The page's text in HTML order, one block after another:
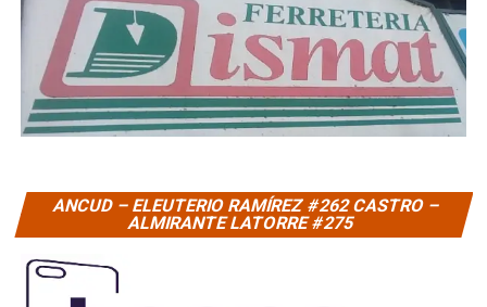
ANCUD – ELEUTERIO RAMÍREZ #262 CASTRO –
ALMIRANTE LATORRE #275